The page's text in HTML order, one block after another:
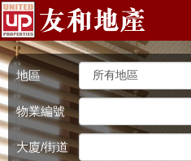
地區
物業編號
大廈/街道